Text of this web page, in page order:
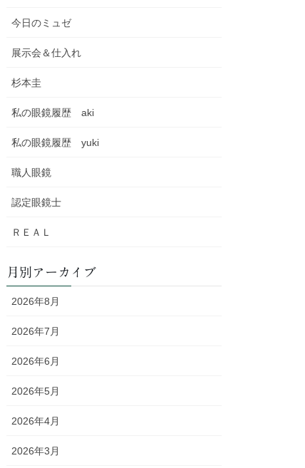
今日のミュゼ
展示会＆仕入れ
杉本圭
私の眼鏡履歴 aki
私の眼鏡履歴 yuki
職人眼鏡
認定眼鏡士
ＲＥＡＬ
月別アーカイブ
2026年8月
2026年7月
2026年6月
2026年5月
2026年4月
2026年3月